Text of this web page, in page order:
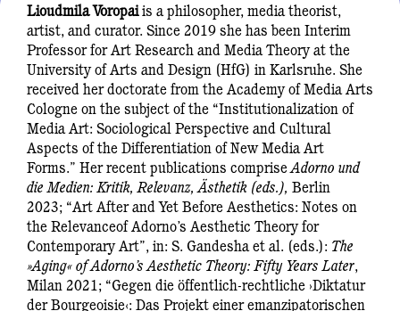
Lioudmila Voropaiis a philosopher, media theorist,
artist, and curator. Since 2019 she has been Interim
Professor for Art Research and Media Theory at the
University of Arts and Design (HfG) in Karlsruhe. She
received her doctorate from the Academy of Media Arts
Cologne on the subject of the “Institutionalization of
Media Art: Sociological Perspective and Cultural
Aspects of the Differentiation of New Media Art
Forms.” Her recent publications compriseAdorno und
die Medien: Kritik, Relevanz, Ästhetik (eds.), Berlin
2023; “Art After and Yet Before Aesthetics: Notes on
the Relevanceof Adorno’s Aesthetic Theory for
Contemporary Art”, in: S. Gandesha et al. (eds.): The
»Aging« of Adorno’s Aesthetic Theory: Fifty Years Later,
Milan 2021; “Gegen die öffentlich-rechtliche ›Diktatur
der Bourgeoisie‹: Das Projekt einer emanzipatorischen